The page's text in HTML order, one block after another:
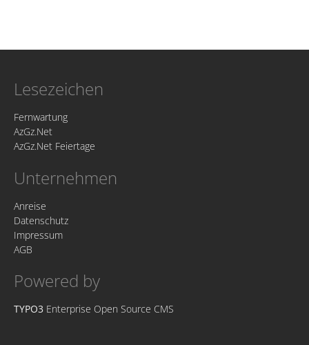
Lesezeichen
Fernwartung
AzGz.Net
AzGz.Net Feiertage
Unternehmen
Anreise
Datenschutz
Impressum
AGB
Powered by
TYPO3 Enterprise Open Source CMS